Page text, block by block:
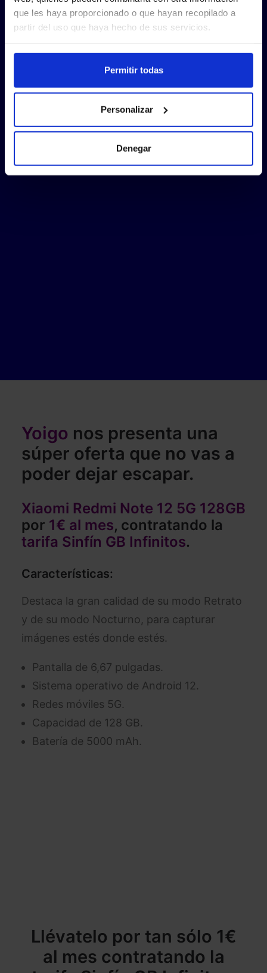
que les haya proporcionado o que hayan recopilado a
partir del uso que haya hecho de sus servicios.
Permitir todas
Personalizar
Denegar
Yoigo nos presenta una
súper oferta que no vas a
poder dejar escapar.
Xiaomi Redmi Note 12 5G 128GB
por 1€ al mes, contratando la
tarifa Sinfín GB Infinitos.
Características:
Destaca la gran calidad de su modo Retrato
y de su modo Nocturno, para capturar
imágenes estés donde estés.
Pantalla de 6,67 pulgadas.
Sistema operativo de Android 12.
Redes móviles 5G.
Capacidad de 128 GB.
Batería de 5000 mAh.
Llévatelo por tan sólo 1€
al mes contratando la